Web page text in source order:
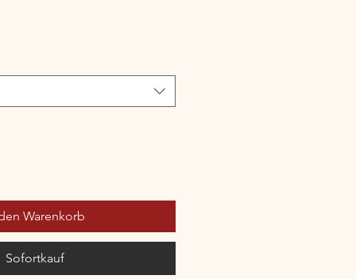
Warenkorb
Sofortkauf